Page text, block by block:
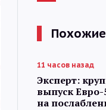
11 часов назад
Эксперт:
выпуск Евро-
на